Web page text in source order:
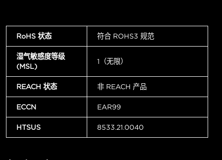
RoHS 状态 符合 ROHS3 规范
湿气敏感度等级
(MSL)
1（无限）
REACH 状态 非 REACH 产品
ECCN EAR99
HTSUS 8533.21.0040